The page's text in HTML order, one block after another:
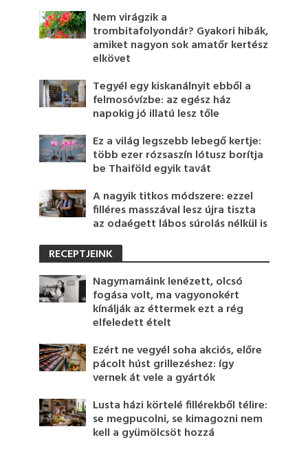
Nem virágzik a
trombitafolyondár? Gyakori hibák,
amiket nagyon sok amatőr kertész
elkövet
Tegyél egy kiskanálnyit ebből a
felmosóvízbe: az egész ház
napokig jó illatú lesz tőle
Ez a világ legszebb lebegő kertje:
több ezer rózsaszín lótusz borítja
be Thaiföld egyik tavát
A nagyik titkos módszere: ezzel
filléres masszával lesz újra tiszta
az odaégett lábos súrolás nélkül is
RECEPTJEINK
Nagymamáink lenézett, olcsó
fogása volt, ma vagyonokért
kínálják az éttermek ezt a rég
elfeledett ételt
Ezért ne vegyél soha akciós, előre
pácolt húst grillezéshez: így
vernek át vele a gyártók
Lusta házi körtelé fillérekből télire:
se megpucolni, se kimagozni nem
kell a gyümölcsöt hozzá